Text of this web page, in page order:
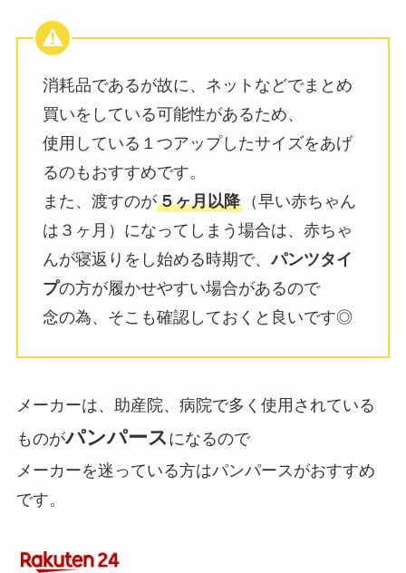
消耗品であるが故に、ネットなどでまとめ
買いをしている可能性があるため、
使用している１つアップしたサイズをあげ
るのもおすすめです。
また、渡すのが５ヶ月以降（早い赤ちゃん
は３ヶ月）になってしまう場合は、赤ちゃ
んが寝返りをし始める時期で、パンツタイ
プの方が履かせやすい場合があるので
念の為、そこも確認しておくと良いです◎
メーカーは、助産院、病院で多く使用されている
ものがパンパース になるので
メーカーを迷っている方はパンパースがおすすめ
です。